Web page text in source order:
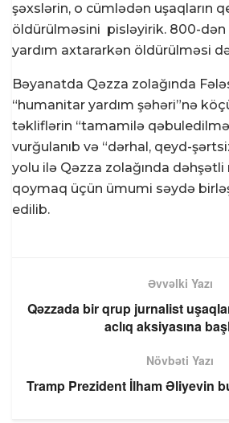
şəxslərin, o cümlədən uşaqların
öldürülməsini pisləyirik. 800-
yardım axtararkən öldürülməsi
Bəyanatda Qəzza zolağında
“humanitar yardım şəhəri”nə
təkliflərin “tamamilə
vurğulanıb və “dərhal, qeyd-
yolu ilə Qəzza zolağında
qoymaq üçün ümumi səydə
edilib.
Əvvəlki Yazı
Qəzzada bir qrup jurnalist
aclıq aksiyasına
Növbəti Yazı
Tramp Prezident İlham Əliyevin bu